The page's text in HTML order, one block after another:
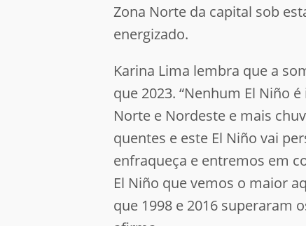
Zona Norte da capital sob
energizado.
Karina Lima lembra que a
que 2023. “Nenhum El Niño
Norte e Nordeste e mais
quentes e este El Niño vai
enfraqueça e entremos em
El Niño que vemos o maior
que 1998 e 2016 superaram